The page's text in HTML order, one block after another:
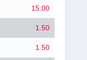
15.00
1.50
1.50